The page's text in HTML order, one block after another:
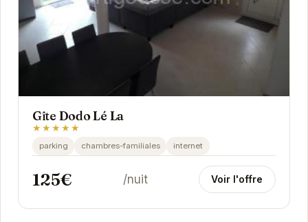
Gîte Dodo Lé La
★★★★★
parking chambres-familiales internet
125€ /nuit Voir l'offre